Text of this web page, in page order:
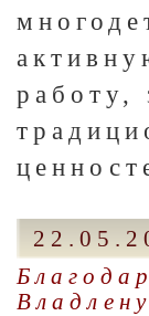
работу,